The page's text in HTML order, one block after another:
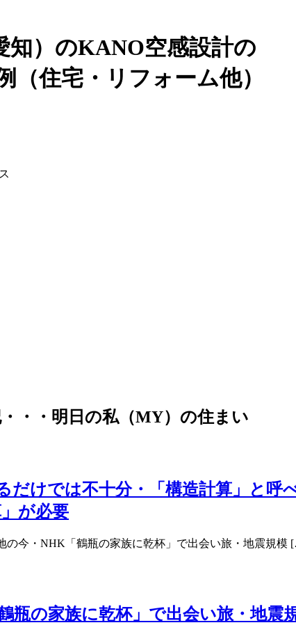
知）のKANO空感設計の
住宅・リフォーム他）
・・・明日の私（MY）の住まい
だけでは不十分・「構造計算」と呼
が必要
の今・NHK「鶴瓶の家族に乾杯」で出会い旅・地震規模
瓶の家族に乾杯」で出会い旅・地震